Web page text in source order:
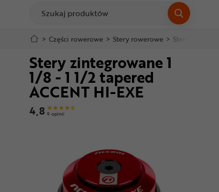
Do koszyka
Szczegółowe informacje
Stopka
Mapa strony
Akcesoria
Odzież
Kaski
Buty
Warsztat
Superoferta
> Części rowerowe > Stery rowerowe > Stery
Stery zintegrowane 1
1/8 - 1 1/2 tapered
ACCENT HI-EXE
4,8 9 opinii